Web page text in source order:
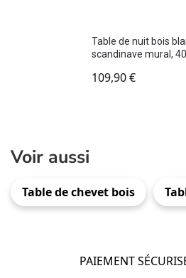
Table de nuit bois
scandinave mural,
109,90€
Voir aussi
Table de chevet bois
PAIEMENT